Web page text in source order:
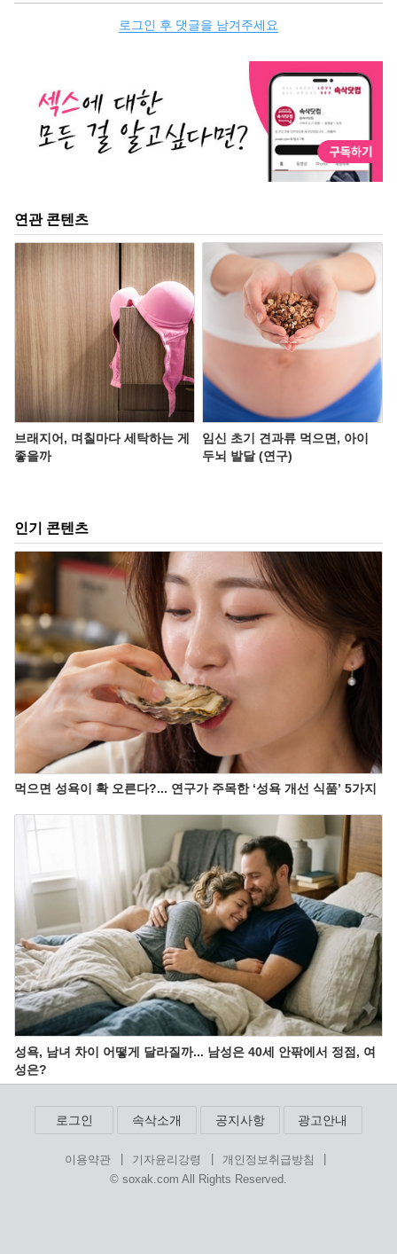
로그인 후 댓글을 남겨주세요
연관 콘텐츠
브래지어, 며칠마다 세탁하는 게
좋을까
임신 초기 견과류 먹으면, 아이
두뇌 발달 (연구)
인기 콘텐츠
먹으면 성욕이 확 오른다?... 연구가 주목한 ‘성욕 개선 식품’ 5가지
성욕, 남녀 차이 어떻게 달라질까... 남성은 40세 안팎에서 정점, 여
성은?
로그인 속삭소개 공지사항 광고안내
이용약관 기자윤리강령 개인정보취급방침
© soxak.com All Rights Reserved.